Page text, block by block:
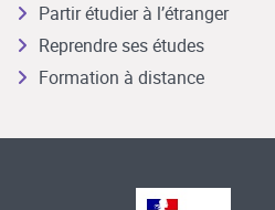
Partir étudier à l’étranger
Reprendre ses études
Formation à distance